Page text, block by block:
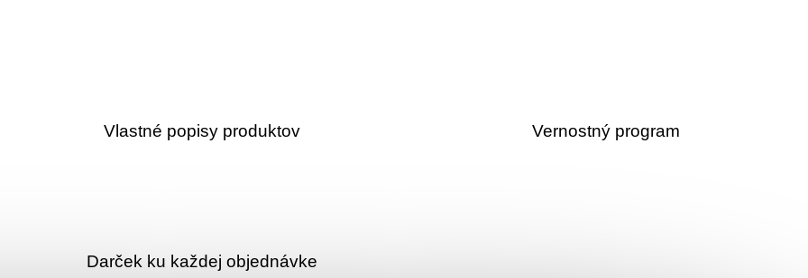
Vlastné popisy produktov Vernostný program
Darček ku každej objednávke